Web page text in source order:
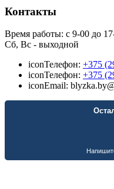
Контакты
Время работы: с 9-00 до
Сб, Вс - выходной
iconТелефон: +375
iconТелефон: +375
iconEmail: